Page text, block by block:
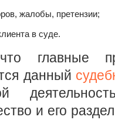
жалобы, претензии;
в суде.
главные
данный
и его